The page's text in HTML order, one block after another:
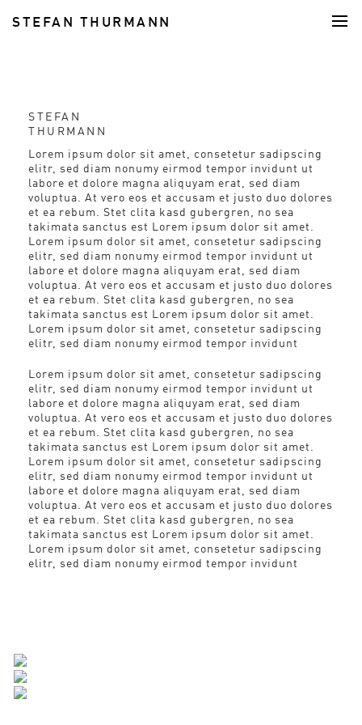
STEFAN THURMANN
FOOD
STEFAN
THURMANN
Lorem ipsum dolor sit amet, consetetur sadipscing
elitr, sed diam nonumy eirmod tempor invidunt ut
labore et dolore magna aliquyam erat, sed diam
voluptua. At vero eos et accusam et justo duo dolores
et ea rebum. Stet clita kasd gubergren, no sea
takimata sanctus est Lorem ipsum dolor sit amet.
Lorem ipsum dolor sit amet, consetetur sadipscing
elitr, sed diam nonumy eirmod tempor invidunt ut
labore et dolore magna aliquyam erat, sed diam
voluptua. At vero eos et accusam et justo duo dolores
et ea rebum. Stet clita kasd gubergren, no sea
takimata sanctus est Lorem ipsum dolor sit amet.
Lorem ipsum dolor sit amet, consetetur sadipscing
elitr, sed diam nonumy eirmod tempor invidunt
Lorem ipsum dolor sit amet, consetetur sadipscing
elitr, sed diam nonumy eirmod tempor invidunt ut
labore et dolore magna aliquyam erat, sed diam
voluptua. At vero eos et accusam et justo duo dolores
et ea rebum. Stet clita kasd gubergren, no sea
takimata sanctus est Lorem ipsum dolor sit amet.
Lorem ipsum dolor sit amet, consetetur sadipscing
elitr, sed diam nonumy eirmod tempor invidunt ut
labore et dolore magna aliquyam erat, sed diam
voluptua. At vero eos et accusam et justo duo dolores
et ea rebum. Stet clita kasd gubergren, no sea
takimata sanctus est Lorem ipsum dolor sit amet.
Lorem ipsum dolor sit amet, consetetur sadipscing
elitr, sed diam nonumy eirmod tempor invidunt